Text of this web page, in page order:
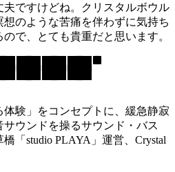
ですけどね。クリスタルボウル
のような苦痛を伴わずに気持ち
で、とても貴重だと思います。
体験」をコンセプトに、緩急静寂
ウンドを操るサウンド・バス
「studio PLAYA」運営、Crystal